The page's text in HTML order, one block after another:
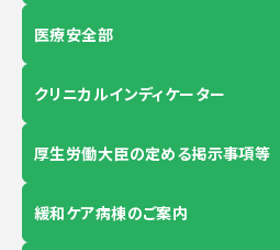
医療安全部
クリニカルインディケーター
厚生労働大臣の定める掲示事項等
緩和ケア病棟のご案内